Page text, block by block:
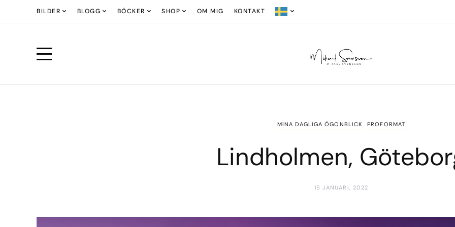
BILDER BLOGG BÖCKER SHOP OM MIG KONTAKT
MINA DAGLIGA ÖGONBLICK PROFORMAT
Lindholmen,
15 JANUARI, 2022